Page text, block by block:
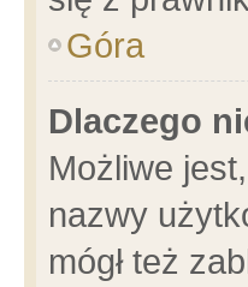
Góra
Dlaczego
Możliwe
nazwy
mógł też